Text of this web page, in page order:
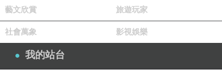
藝文欣賞 旅遊玩家
社會萬象 影視娛樂
我的站台